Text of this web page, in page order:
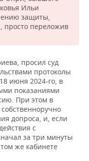
Ильи
защиты,
просто переложив
просил суд
протоколы
июня 2024-го, в
показаниями
При этом в
допроса, и, если
с
за три минуты
же кабинете